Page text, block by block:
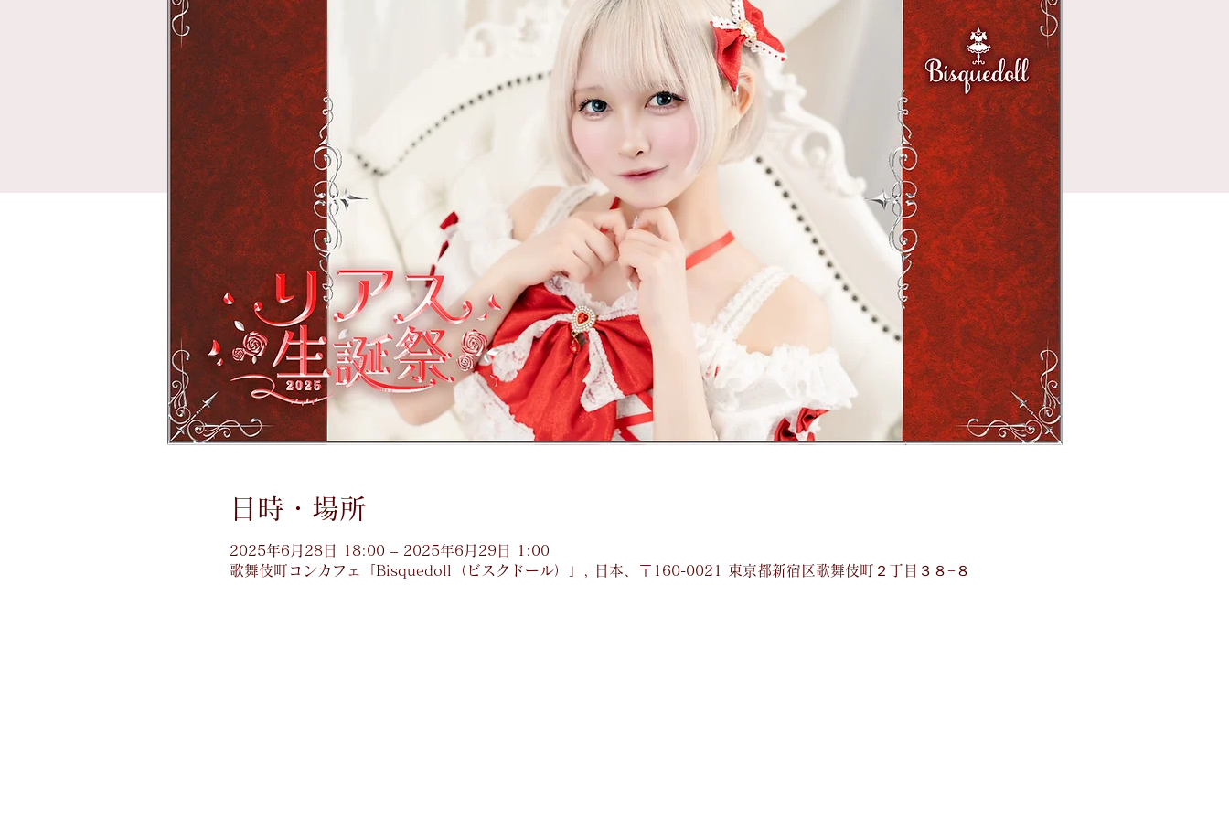
日時・場所
2025年6月28日 18:00 – 2025年6月29日 1:00
歌舞伎町コンカフェ「Bisquedoll（ビスクドール）」, 日本、〒160-0021 東京都新宿区歌舞伎町２丁目３８−８